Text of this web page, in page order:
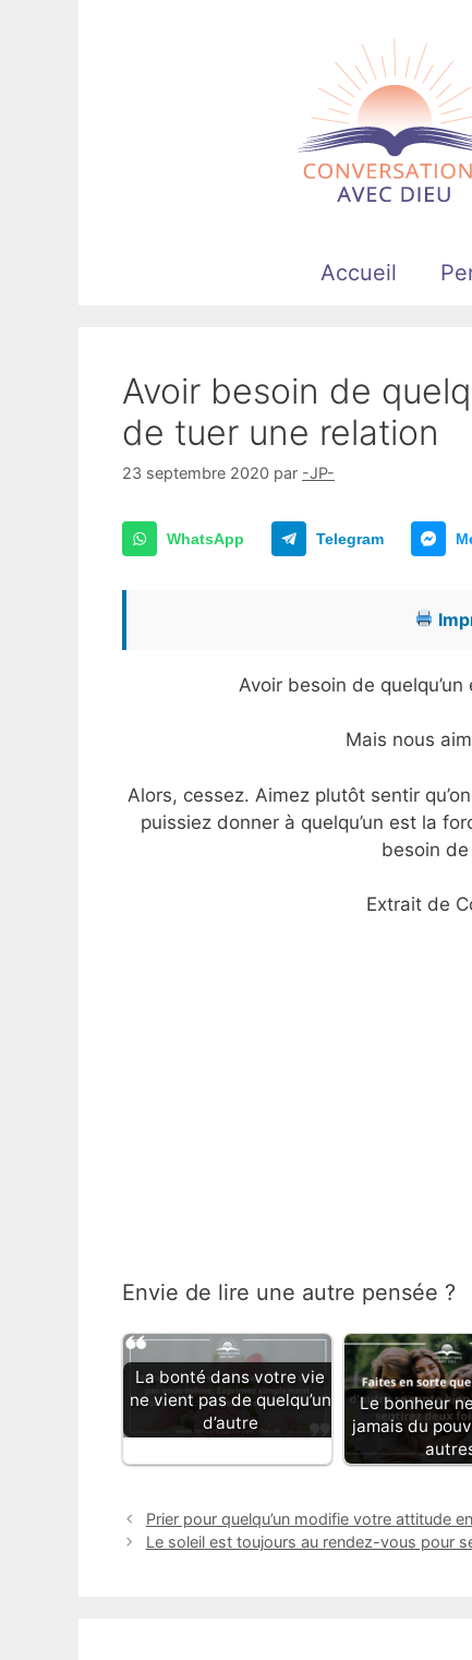
Accueil
Avoir besoin de
de tuer une relation
23 septembre 2020 par -JP-
WhatsApp Telegram
Avoir besoin de
Mais nous
Alors, cessez. Aimez plutôt sentir
puissiez donner à quelqu’un est la
besoin
Extrait de
Envie de lire une autre pensée ?
La bonté dans votre vie
ne vient pas de quelqu’un
d’autre
Le bonheur
jamais du
Prier pour quelqu’un modifie votre attitude
Le soleil est toujours au rendez-vous pour